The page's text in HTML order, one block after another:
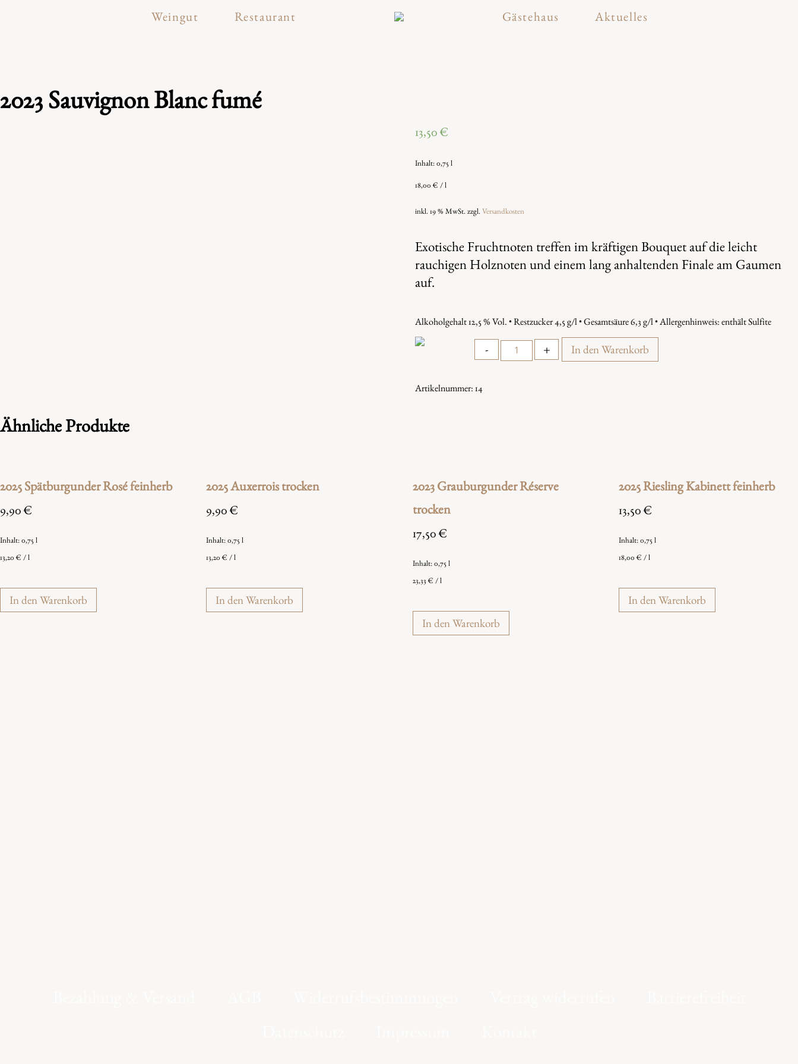
Weingut Restaurant Gästehaus Aktuelles
2023 Sauvignon Blanc fumé
13,50€
Inhalt: 0,75l
18,00€ /l
inkl. 19 % MwSt.zzgl.Versandkosten
Exotische Fruchtnoten treffen im kräftigen Bouquet auf die leicht
rauchigen Holznoten und einem lang anhaltenden Finale am Gaumen
auf.
Alkoholgehalt 12,5 % Vol. • Restzucker 4,5 g/l • Gesamtsäure 6,3 g/l • Allergenhinweis: enthält Sulfite
Quantity
- + In den Warenkorb
Artikelnummer:14
Ähnliche Produkte
2025 Spätburgunder Rosé feinherb
9,90€
Inhalt: 0,75l
13,20€ /l
In den Warenkorb
2025 Auxerrois trocken
9,90€
Inhalt: 0,75l
13,20€ /l
In den Warenkorb
2023 Grauburgunder Réserve
trocken
17,50€
Inhalt: 0,75l
23,33€ /l
In den Warenkorb
2025 Riesling Kabinett feinherb
13,50€
Inhalt: 0,75l
18,00€ /l
In den Warenkorb